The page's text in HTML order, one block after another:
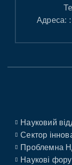
Адреса: :
Науковий
Сектор
Проблемна
Наукові